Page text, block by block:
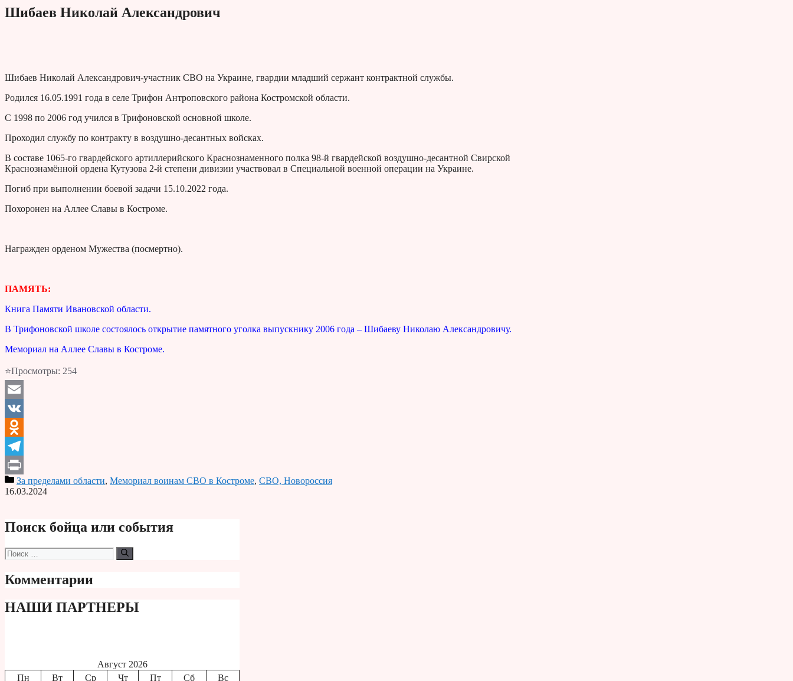
Шибаев Николай Александрович
Шибаев Николай Александрович-участник СВО на Украине, гвардии младший сержант контрактной службы.
Родился 16.05.1991 года в селе Трифон Антроповского района Костромской области.
С 1998 по 2006 год учился в Трифоновской основной школе.
Проходил службу по контракту в воздушно-десантных войсках.
В составе 1065-го гвардейского артиллерийского Краснознаменного полка 98-й гвардейской воздушно-десантной Свирской
Краснознамённой ордена Кутузова 2-й степени дивизии участвовал в Специальной военной операции на Украине.
Погиб при выполнении боевой задачи 15.10.2022 года.
Похоронен на Аллее Славы в Костроме.
Награжден орденом Мужества (посмертно).
ПАМЯТЬ:
Книга Памяти Ивановской области.
В Трифоновской школе состоялось открытие памятного уголка выпускнику 2006 года – Шибаеву Николаю Александровичу.
Мемориал на Аллее Славы в Костроме.
⭐Просмотры: 254
Email
VK
Odnoklassniki
Telegram
PrintЗа пределами области, Мемориал воинам СВО в Костроме, СВО, Новороссия
16.03.2024
Поиск бойца или события
Поиск:
Комментарии
НАШИ ПАРТНЕРЫ
Август 2026
Пн
Вт Ср Чт Пт Сб Вс